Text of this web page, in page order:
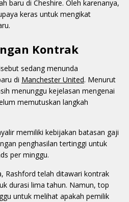
baru di Cheshire. Oleh karenanya,
keras untuk mengikat
Kontrak
sedang menunda
di Manchester United. Menurut
menunggu kejelasan mengenai
memutuskan langkah
memiliki kebijakan batasan gaji
penghasilan tertinggi untuk
per minggu.
Rashford telah ditawari kontrak
durasi lima tahun. Namun, top
untuk melihat apakah pemilik